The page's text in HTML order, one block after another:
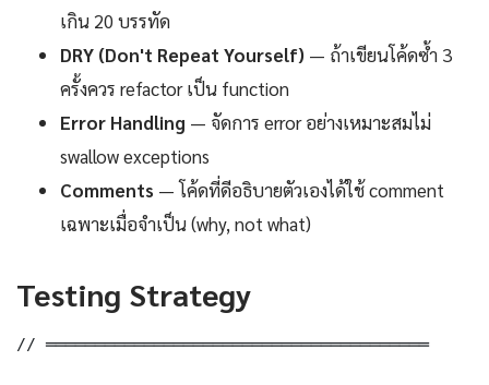
เกิน 20 บรรทัด
DRY (Don't Repeat Yourself) — ถ้าเขียนโค้ดซ้ำ 3
ครั้งควร refactor เป็น function
Error Handling — จัดการ error อย่างเหมาะสมไม่
swallow exceptions
Comments — โค้ดที่ดีอธิบายตัวเองได้ใช้ comment
เฉพาะเมื่อจำเป็น (why, not what)
Testing Strategy
// ═══════════════════════════════════════